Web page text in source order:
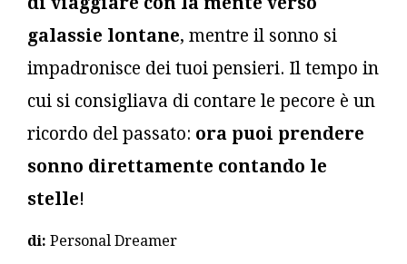
galassie lontane, mentre il sonno si
impadronisce dei tuoi pensieri. Il tempo in
cui si consigliava di contare le pecore è un
ricordo del passato: ora puoi prendere
sonno direttamente contando le
stelle!
di: Personal Dreamer